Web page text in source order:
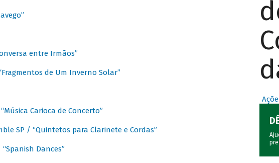
entre Irmãos”
de Um Inverno Solar”
Carioca de Concerto”
SP / “Quintetos para Clarinete e Cordas”
Dances”